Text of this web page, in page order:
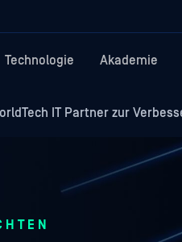
Technologie Akademie
IT Partner zur